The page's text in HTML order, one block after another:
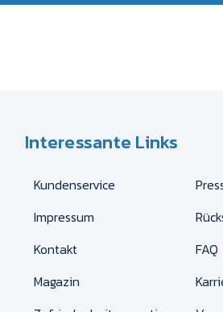
Interessante Links
Kundenservice
Impressum
Kontakt
FAQ
Magazin